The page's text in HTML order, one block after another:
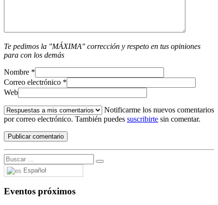
Te pedimos la "MÁXIMA" corrección y respeto en tus opiniones
para con los demás
Nombre *
Correo electrónico *
Web
Notificarme los nuevos comentarios
por correo electrónico. También puedes suscribirte sin comentar.
Español
Eventos próximos